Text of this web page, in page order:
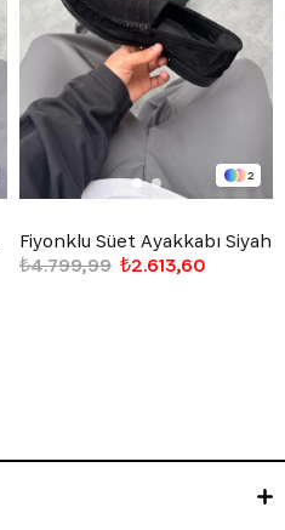
2
Fiyonklu Süet Ayakkabı Siyah
₺2.613,60
₺4.799,99